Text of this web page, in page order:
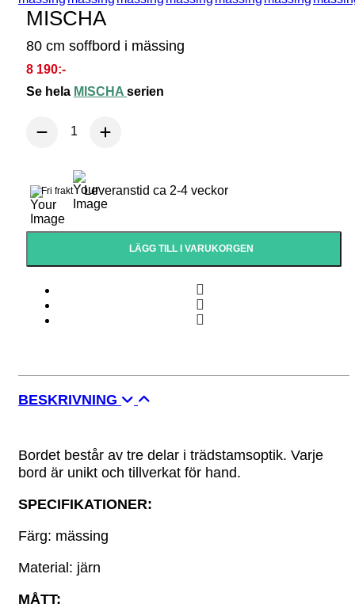
MISCHA
80 cm soffbord i mässing
8 190:-
Se hela MISCHA serien
Fri frakt Leveranstid ca 2-4 veckor
LÄGG TILL I VARUKORGEN
BESKRIVNING
Bordet består av tre delar i trädstamsoptik. Varje
bord är unikt och tillverkat för hand.
SPECIFIKATIONER:
Färg: mässing
Material: järn
MÅTT: